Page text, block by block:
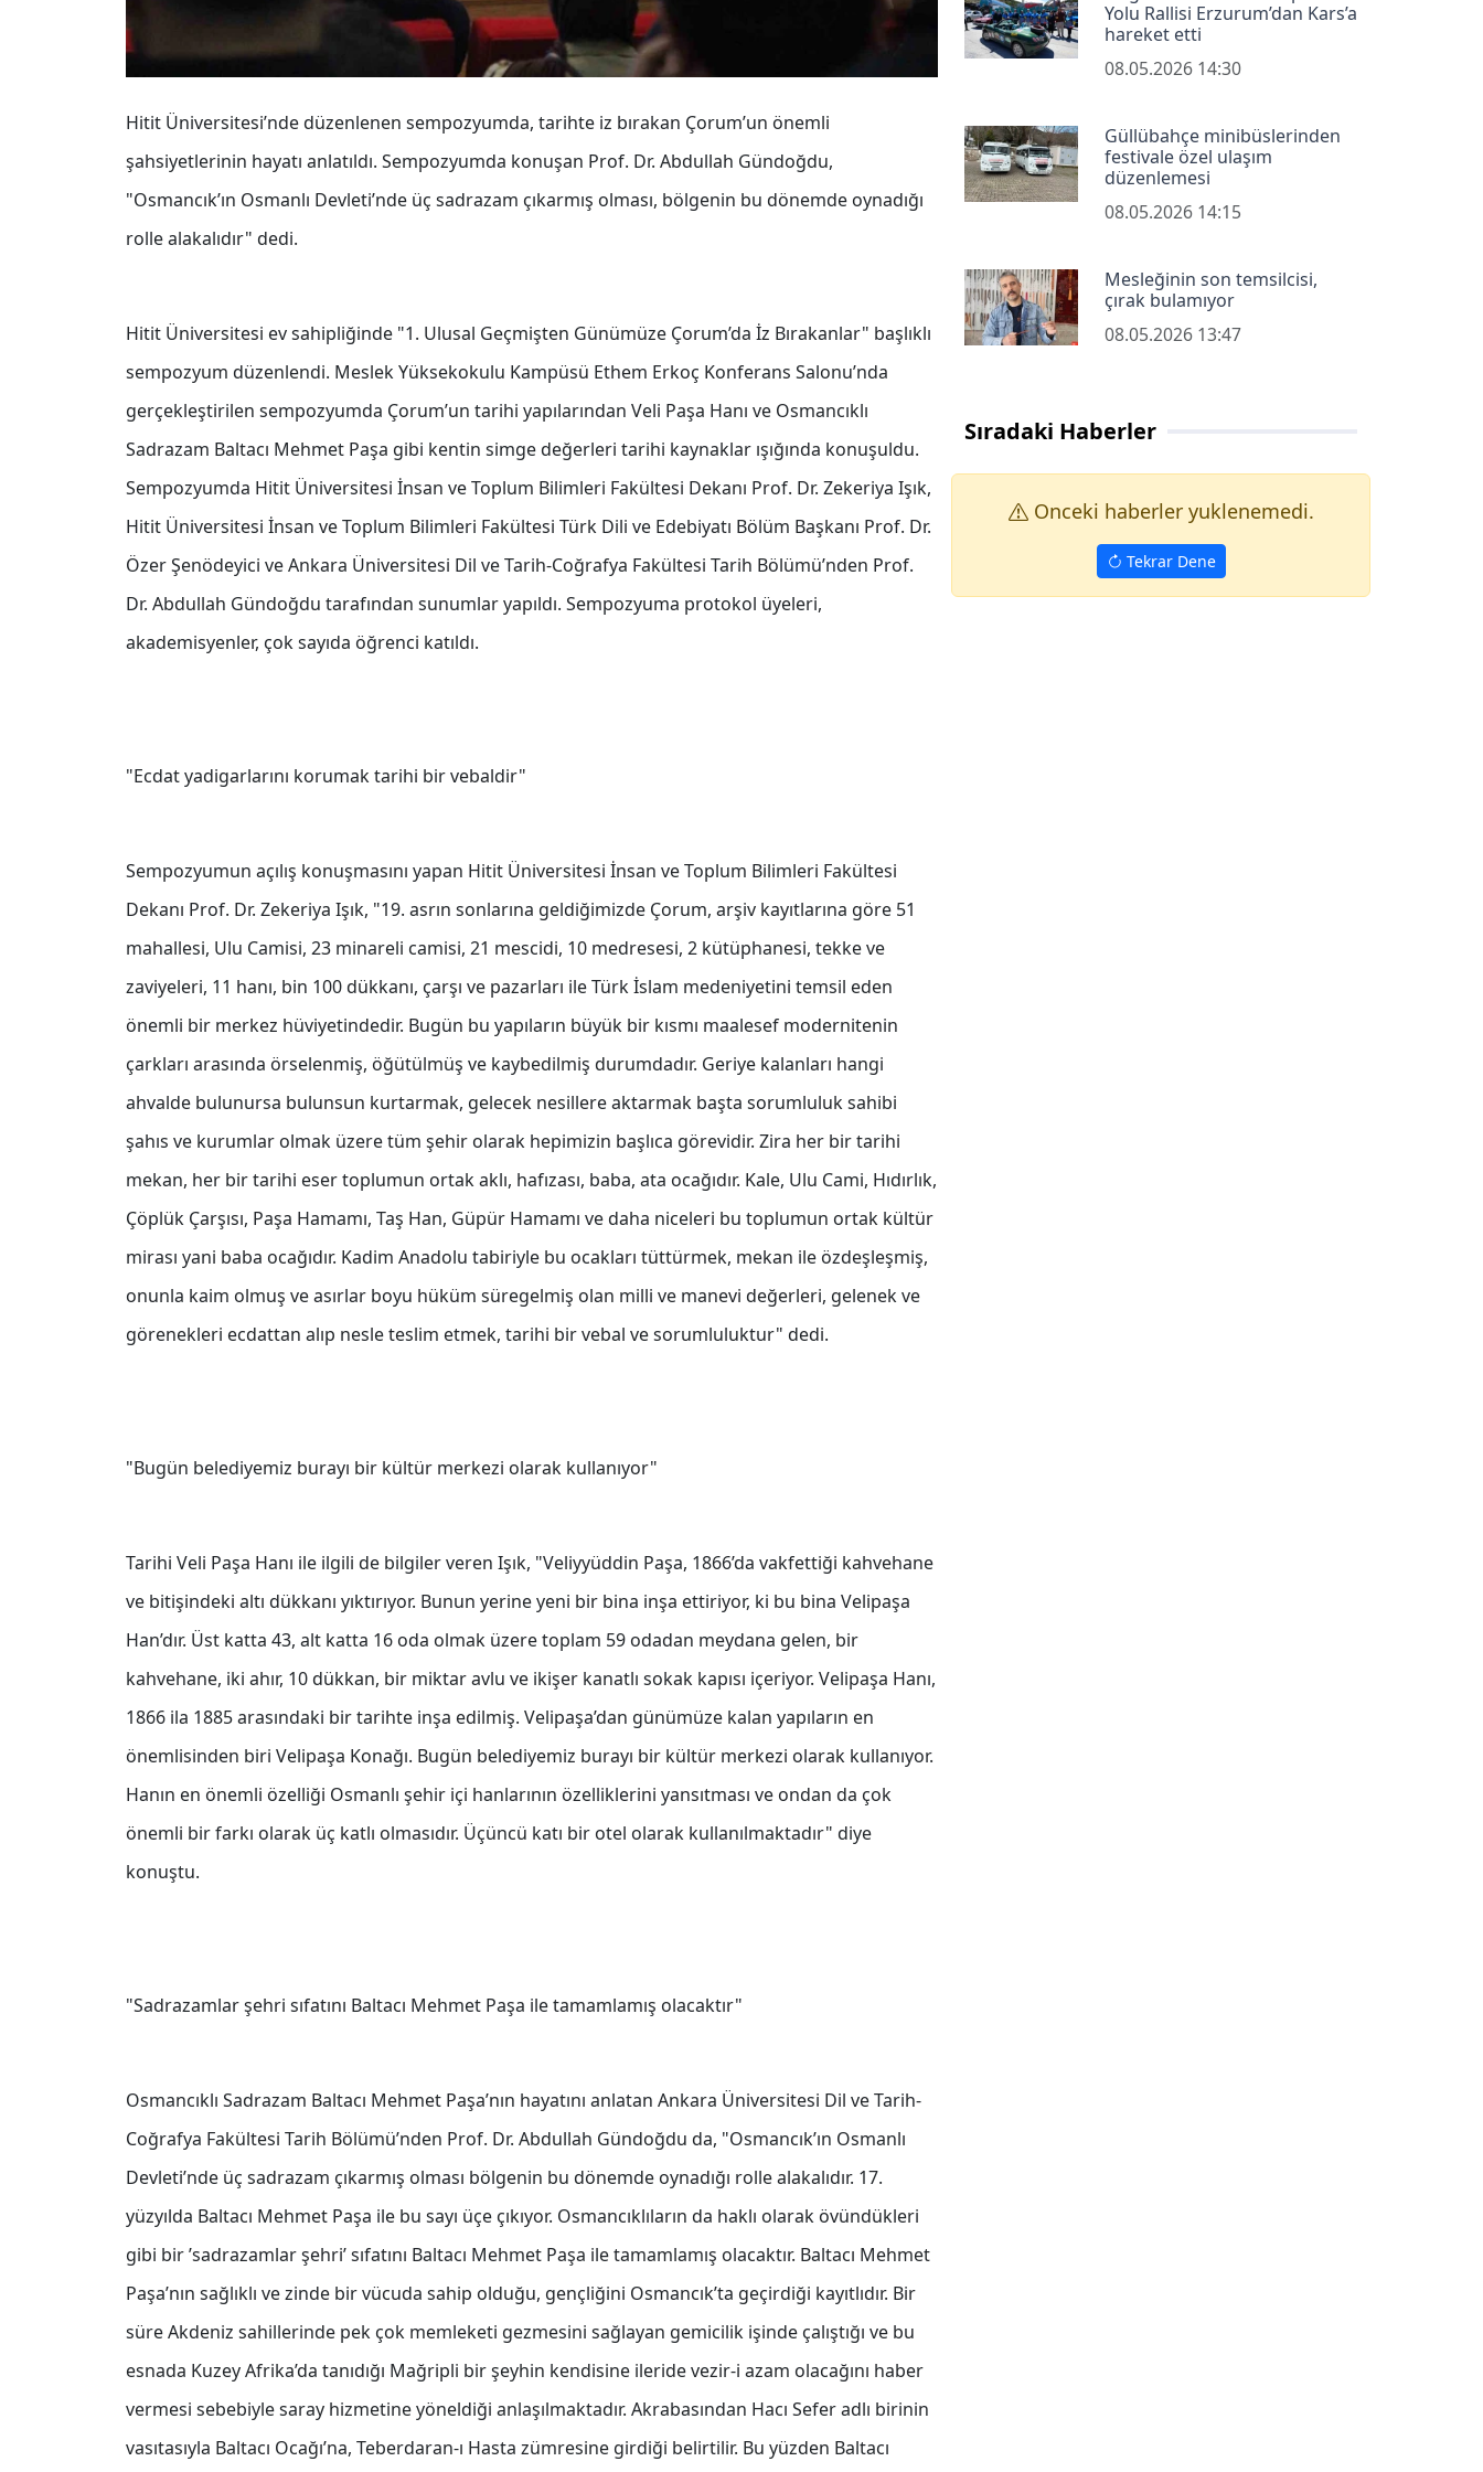
Hitit Üniversitesi’nde düzenlenen sempozyumda, tarihte iz bırakan Çorum’un önemli
şahsiyetlerinin hayatı anlatıldı. Sempozyumda konuşan Prof. Dr. Abdullah Gündoğdu,
"Osmancık’ın Osmanlı Devleti’nde üç sadrazam çıkarmış olması, bölgenin bu dönemde oynadığı
rolle alakalıdır" dedi.
Hitit Üniversitesi ev sahipliğinde "1. Ulusal Geçmişten Günümüze Çorum’da İz Bırakanlar" başlıklı
sempozyum düzenlendi. Meslek Yüksekokulu Kampüsü Ethem Erkoç Konferans Salonu’nda
gerçekleştirilen sempozyumda Çorum’un tarihi yapılarından Veli Paşa Hanı ve Osmancıklı
Sadrazam Baltacı Mehmet Paşa gibi kentin simge değerleri tarihi kaynaklar ışığında konuşuldu.
Sempozyumda Hitit Üniversitesi İnsan ve Toplum Bilimleri Fakültesi Dekanı Prof. Dr. Zekeriya Işık,
Hitit Üniversitesi İnsan ve Toplum Bilimleri Fakültesi Türk Dili ve Edebiyatı Bölüm Başkanı Prof. Dr.
Özer Şenödeyici ve Ankara Üniversitesi Dil ve Tarih-Coğrafya Fakültesi Tarih Bölümü’nden Prof.
Dr. Abdullah Gündoğdu tarafından sunumlar yapıldı. Sempozyuma protokol üyeleri,
akademisyenler, çok sayıda öğrenci katıldı.
"Ecdat yadigarlarını korumak tarihi bir vebaldir"
Sempozyumun açılış konuşmasını yapan Hitit Üniversitesi İnsan ve Toplum Bilimleri Fakültesi
Dekanı Prof. Dr. Zekeriya Işık, "19. asrın sonlarına geldiğimizde Çorum, arşiv kayıtlarına göre 51
mahallesi, Ulu Camisi, 23 minareli camisi, 21 mescidi, 10 medresesi, 2 kütüphanesi, tekke ve
zaviyeleri, 11 hanı, bin 100 dükkanı, çarşı ve pazarları ile Türk İslam medeniyetini temsil eden
önemli bir merkez hüviyetindedir. Bugün bu yapıların büyük bir kısmı maalesef modernitenin
çarkları arasında örselenmiş, öğütülmüş ve kaybedilmiş durumdadır. Geriye kalanları hangi
ahvalde bulunursa bulunsun kurtarmak, gelecek nesillere aktarmak başta sorumluluk sahibi
şahıs ve kurumlar olmak üzere tüm şehir olarak hepimizin başlıca görevidir. Zira her bir tarihi
mekan, her bir tarihi eser toplumun ortak aklı, hafızası, baba, ata ocağıdır. Kale, Ulu Cami, Hıdırlık,
Çöplük Çarşısı, Paşa Hamamı, Taş Han, Güpür Hamamı ve daha niceleri bu toplumun ortak kültür
mirası yani baba ocağıdır. Kadim Anadolu tabiriyle bu ocakları tüttürmek, mekan ile özdeşleşmiş,
onunla kaim olmuş ve asırlar boyu hüküm süregelmiş olan milli ve manevi değerleri, gelenek ve
görenekleri ecdattan alıp nesle teslim etmek, tarihi bir vebal ve sorumluluktur" dedi.
"Bugün belediyemiz burayı bir kültür merkezi olarak kullanıyor"
Tarihi Veli Paşa Hanı ile ilgili de bilgiler veren Işık, "Veliyyüddin Paşa, 1866’da vakfettiği kahvehane
ve bitişindeki altı dükkanı yıktırıyor. Bunun yerine yeni bir bina inşa ettiriyor, ki bu bina Velipaşa
Han’dır. Üst katta 43, alt katta 16 oda olmak üzere toplam 59 odadan meydana gelen, bir
kahvehane, iki ahır, 10 dükkan, bir miktar avlu ve ikişer kanatlı sokak kapısı içeriyor. Velipaşa Hanı,
1866 ila 1885 arasındaki bir tarihte inşa edilmiş. Velipaşa’dan günümüze kalan yapıların en
önemlisinden biri Velipaşa Konağı. Bugün belediyemiz burayı bir kültür merkezi olarak kullanıyor.
Hanın en önemli özelliği Osmanlı şehir içi hanlarının özelliklerini yansıtması ve ondan da çok
önemli bir farkı olarak üç katlı olmasıdır. Üçüncü katı bir otel olarak kullanılmaktadır" diye
konuştu.
"Sadrazamlar şehri sıfatını Baltacı Mehmet Paşa ile tamamlamış olacaktır"
Osmancıklı Sadrazam Baltacı Mehmet Paşa’nın hayatını anlatan Ankara Üniversitesi Dil ve Tarih-
Coğrafya Fakültesi Tarih Bölümü’nden Prof. Dr. Abdullah Gündoğdu da, "Osmancık’ın Osmanlı
Devleti’nde üç sadrazam çıkarmış olması bölgenin bu dönemde oynadığı rolle alakalıdır. 17.
yüzyılda Baltacı Mehmet Paşa ile bu sayı üçe çıkıyor. Osmancıklıların da haklı olarak övündükleri
gibi bir ’sadrazamlar şehri’ sıfatını Baltacı Mehmet Paşa ile tamamlamış olacaktır. Baltacı Mehmet
Paşa’nın sağlıklı ve zinde bir vücuda sahip olduğu, gençliğini Osmancık’ta geçirdiği kayıtlıdır. Bir
süre Akdeniz sahillerinde pek çok memleketi gezmesini sağlayan gemicilik işinde çalıştığı ve bu
esnada Kuzey Afrika’da tanıdığı Mağripli bir şeyhin kendisine ileride vezir-i azam olacağını haber
vermesi sebebiyle saray hizmetine yöneldiği anlaşılmaktadır. Akrabasından Hacı Sefer adlı birinin
vasıtasıyla Baltacı Ocağı’na, Teberdaran-ı Hasta zümresine girdiği belirtilir. Bu yüzden Baltacı
Yolu Rallisi Erzurum’dan Kars’a
hareket etti
08.05.2026 14:30
Güllübahçe minibüslerinden
festivale özel ulaşım
düzenlemesi
08.05.2026 14:15
Mesleğinin son temsilcisi,
çırak bulamıyor
08.05.2026 13:47
Sıradaki Haberler
Onceki haberler yuklenemedi.
Tekrar Dene